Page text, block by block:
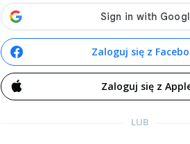
Zaloguj się z
Zaloguj się z
LUB